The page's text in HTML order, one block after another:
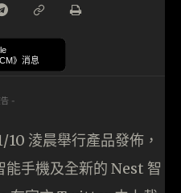
》消息
-
淩晨舉行產品發佈，
手機及全新的 Nest 智